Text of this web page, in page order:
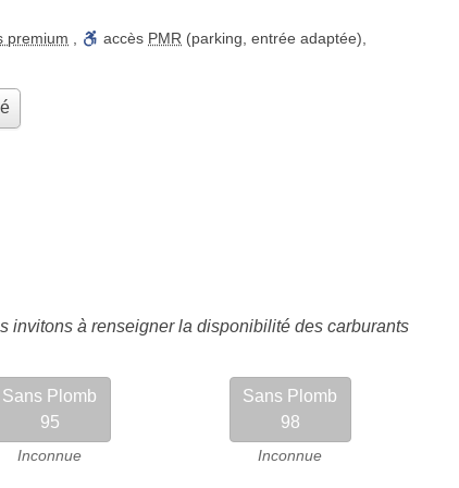
premium accès PMR (parking, entrée adaptée)
invitons à renseigner la disponibilité des carburants
Sans Plomb
95
Inconnue
Sans Plomb
98
Inconnue